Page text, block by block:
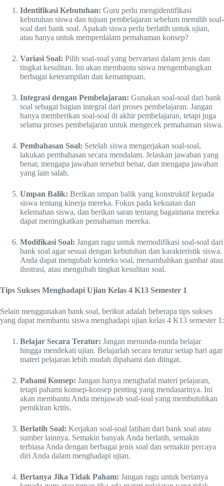
Identifikasi Kebutuhan: Guru perlu mengidentifikasi
kebutuhan siswa dan tujuan pembelajaran sebelum memilih soal-
soal dari bank soal. Apakah siswa perlu berlatih untuk ujian,
atau hanya untuk memperdalam pemahaman konsep?
Variasi Soal: Pilih soal-soal yang bervariasi dalam jenis dan
tingkat kesulitan. Ini akan membantu siswa mengembangkan
berbagai keterampilan dan kemampuan.
Integrasi dengan Pembelajaran: Gunakan soal-soal dari bank
soal sebagai bagian integral dari proses pembelajaran. Jangan
hanya memberikan soal-soal di akhir pembelajaran, tetapi juga
selama proses pembelajaran untuk mengecek pemahaman siswa.
Pembahasan Soal: Setelah siswa mengerjakan soal-soal,
lakukan pembahasan secara mendalam. Jelaskan jawaban yang
benar, mengapa jawaban tersebut benar, dan mengapa jawaban
yang lain salah.
Umpan Balik: Berikan umpan balik yang konstruktif kepada
siswa tentang kinerja mereka. Fokus pada kekuatan dan
kelemahan siswa, dan berikan saran tentang bagaimana mereka
dapat meningkatkan pemahaman mereka.
Modifikasi Soal: Jangan ragu untuk memodifikasi soal-soal dari
bank soal agar sesuai dengan kebutuhan dan karakteristik siswa.
Anda dapat mengubah konteks soal, menambahkan gambar atau
ilustrasi, atau mengubah tingkat kesulitan soal.
Tips Sukses Menghadapi Ujian Kelas 4 K13 Semester 1
Selain menggunakan bank soal, berikut adalah beberapa tips sukses
yang dapat membantu siswa menghadapi ujian kelas 4 K13 semester 1:
Belajar Secara Teratur: Jangan menunda-nunda belajar
hingga mendekati ujian. Belajarlah secara teratur setiap hari agar
materi pelajaran lebih mudah dipahami dan diingat.
Pahami Konsep: Jangan hanya menghafal materi pelajaran,
tetapi pahami konsep-konsep penting yang mendasarinya. Ini
akan membantu Anda menjawab soal-soal yang membutuhkan
pemikiran kritis.
Berlatih Soal: Kerjakan soal-soal latihan dari bank soal atau
sumber lainnya. Semakin banyak Anda berlatih, semakin
terbiasa Anda dengan berbagai jenis soal dan semakin percaya
diri Anda dalam menghadapi ujian.
Bertanya Jika Tidak Paham: Jangan ragu untuk bertanya